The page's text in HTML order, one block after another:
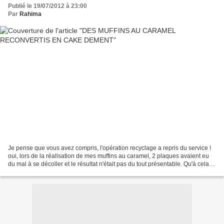
Publié le 19/07/2012 à 23:00
Par Rahima
Je pense que vous avez compris, l'opération recyclage a repris du service !
oui, lors de la réalisation de mes muffins au caramel, 2 plaques avaient eu
du mal à se décoller et le résultat n'était pas du tout présentable. Qu'à cela